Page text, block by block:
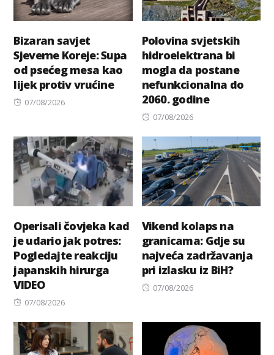
Bizaran savjet
Sjeverne Koreje: Supa
od psećeg mesa kao
lijek protiv vrućine
Posted
07/08/2026
Polovina svjetskih
hidroelektrana bi
mogla da postane
nefunkcionalna do
2060. godine
Posted
07/08/2026
Operisali čovjeka kad
je udario jak potres:
Pogledajte reakciju
japanskih hirurga
VIDEO
Posted
07/08/2026
Vikend kolaps na
granicama: Gdje su
najveća zadržavanja
pri izlasku iz BiH?
Posted
07/08/2026